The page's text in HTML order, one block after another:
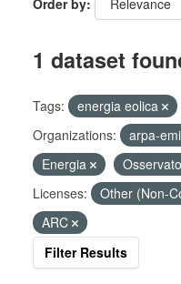
Order by
1 dataset
Tags: energia eolica
Organizations:
arpa-
Energia
Licenses:
Other (Non-
ARC
Filter Results